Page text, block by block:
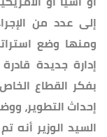
إلى عدد من
ومنها وضع
إدارة جديدة
بفكر القطاع
إحداث التطوير،
السيد الوزير أنه